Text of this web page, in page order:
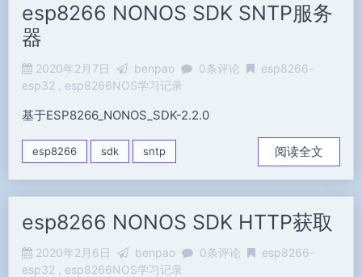
esp8266 NONOS SDK SNTP服务
器
2020年2月7日 benpao 0条评论
esp8266-
esp32
esp8266NOS学习记录
基于ESP8266_NONOS_SDK-2.2.0
esp8266 sdk sntp 阅读全文
esp8266 NONOS SDK HTTP获取
2020年2月6日 benpao 0条评论
esp8266-
esp32
esp8266NOS学习记录